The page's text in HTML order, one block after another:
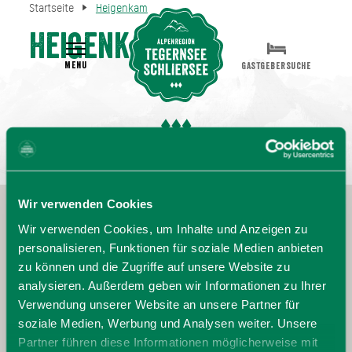
Wir verwenden Cookies
Wir verwenden Cookies, um Inhalte und Anzeigen zu
personalisieren, Funktionen für soziale Medien anbieten
zu können und die Zugriffe auf unsere Website zu
analysieren. Außerdem geben wir Informationen zu Ihrer
Verwendung unserer Website an unsere Partner für
soziale Medien, Werbung und Analysen weiter. Unsere
Partner führen diese Informationen möglicherweise mit
Startseite Heigenkam
Heigenkam
MENU GASTGEBERSUCHE